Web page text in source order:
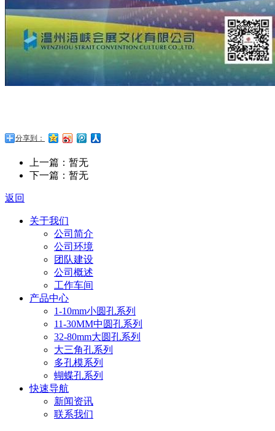
分享到：
上一篇：暂无
下一篇：暂无
返回
关于我们
公司简介
公司环境
团队建设
公司概述
工作车间
产品中心
1-10mm小圆孔系列
11-30MM中圆孔系列
32-80mm大圆孔系列
大三角孔系列
多孔模系列
蝴蝶孔系列
快速导航
新闻资讯
联系我们